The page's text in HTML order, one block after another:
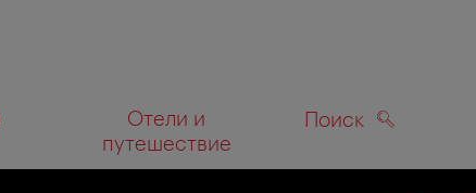
Отели и
путешествие
Поиск